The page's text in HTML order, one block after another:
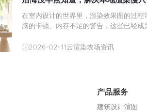
在室内设计的世界里，渲染效果图的过
脑的卡顿、内存不足的警告，这些已经成
云渲染农场——瑞云渲图，它不仅解决了
2026-02-11云渲染农场资讯
产品服务
建筑设计渲图